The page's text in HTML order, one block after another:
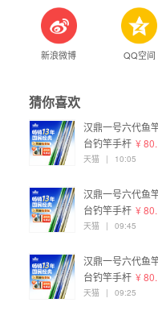
新浪微博 QQ空间
猜你喜欢
汉鼎一号六代鱼
台钓竿手杆 ¥
天猫 | 10:05
汉鼎一号六代鱼
台钓竿手杆 ¥
天猫 | 09:45
汉鼎一号六代鱼
台钓竿手杆 ¥
天猫 | 09:25